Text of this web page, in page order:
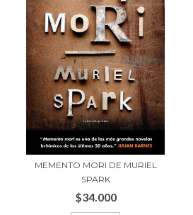
MEMENTO MORI DE MURIEL
SPARK
$34.000